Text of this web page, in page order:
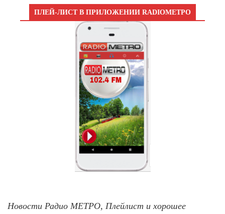
ПЛЕЙ-ЛИСТ В ПРИЛОЖЕНИИ RADIOМЕТРО
Новости Радио МЕТРО, Плейлист и хорошее